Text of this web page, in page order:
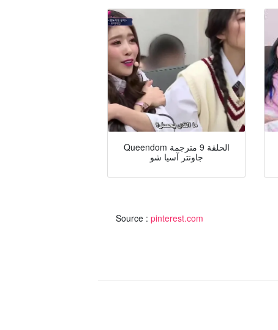
Queendom الحلقة 9 مترجمة
جاونتر آسيا شو
Source : pinterest.com